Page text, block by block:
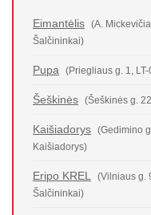
Eimantėlis
(A.
Šalčininkai)
Pupa (Priegliaus g. 1,
Šeškinės (Šeškinės g.
Kaišiadorys
(Gedimino
Kaišiadorys)
Eripo KREL
(Vilniaus g.
Šalčininkai)